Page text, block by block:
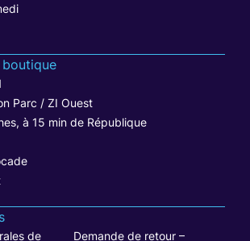
boutique
Parc / ZI Ouest
à 15 min de République
de Demande de retour –